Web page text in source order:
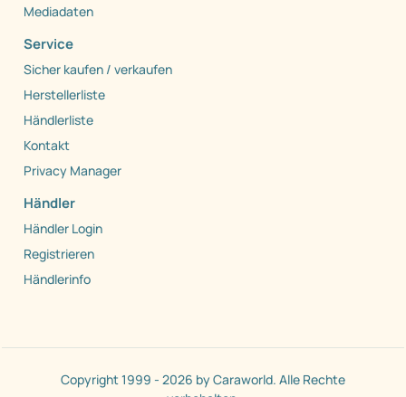
Mediadaten
Service
Sicher kaufen / verkaufen
Herstellerliste
Händlerliste
Kontakt
Privacy Manager
Händler
Händler Login
Registrieren
Händlerinfo
Copyright 1999 - 2026 by Caraworld. Alle Rechte